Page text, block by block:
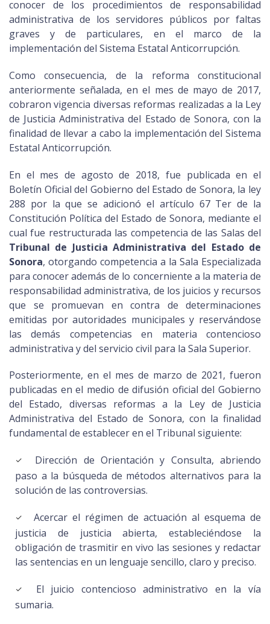
conocer de los procedimientos de responsabilidad
administrativa de los servidores públicos por faltas
graves y de particulares, en el marco de la
implementación del Sistema Estatal Anticorrupción.
Como consecuencia, de la reforma constitucional
anteriormente señalada, en el mes de mayo de 2017,
cobraron vigencia diversas reformas realizadas a la Ley
de Justicia Administrativa del Estado de Sonora, con la
finalidad de llevar a cabo la implementación del Sistema
Estatal Anticorrupción.
En el mes de agosto de 2018, fue publicada en el
Boletín Oficial del Gobierno del Estado de Sonora, la ley
288 por la que se adicionó el artículo 67 Ter de la
Constitución Política del Estado de Sonora, mediante el
cual fue restructurada las competencia de las Salas del
Tribunal de Justicia Administrativa del Estado de
Sonora, otorgando competencia a la Sala Especializada
para conocer además de lo concerniente a la materia de
responsabilidad administrativa, de los juicios y recursos
que se promuevan en contra de determinaciones
emitidas por autoridades municipales y reservándose
las demás competencias en materia contencioso
administrativa y del servicio civil para la Sala Superior.
Posteriormente, en el mes de marzo de 2021, fueron
publicadas en el medio de difusión oficial del Gobierno
del Estado, diversas reformas a la Ley de Justicia
Administrativa del Estado de Sonora, con la finalidad
fundamental de establecer en el Tribunal siguiente:
Dirección de Orientación y Consulta, abriendo
paso a la búsqueda de métodos alternativos para la
solución de las controversias.
Acercar el régimen de actuación al esquema de
justicia de justicia abierta, estableciéndose la
obligación de trasmitir en vivo las sesiones y redactar
las sentencias en un lenguaje sencillo, claro y preciso.
El juicio contencioso administrativo en la vía
sumaria.